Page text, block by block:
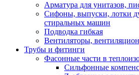
Арматура для унитазов,
Сифоны, выпуски, лотки
стиральных машин
Подводка гибкая
Вентиляторы,
Трубы и фитинги
Фасонные части в
Cильфонные